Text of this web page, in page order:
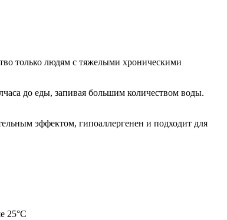
только людям с тяжелыми хроническими
до еды, запивая большим количеством воды.
эффектом, гипоаллергенен и подходит для
25°С